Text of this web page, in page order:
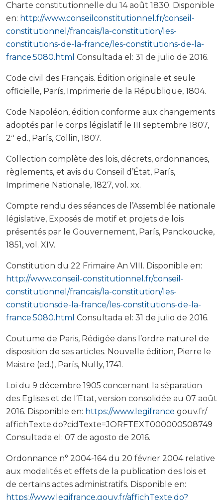
Charte constitutionnelle du 14 août 1830. Disponible
en: http://www.conseilconstitutionnel.fr/conseil-
constitutionnel/francais/la-constitution/les-
constitutions-de-la-france/les-constitutions-de-la-
france.5080.html Consultada el: 31 de julio de 2016.
Code civil des Français. Édition originale et seule
officielle, París, Imprimerie de la République, 1804.
Code Napoléon, édition conforme aux changements
adoptés par le corps législatif le III septembre 1807,
2ª ed., París, Collin, 1807.
Collection complète des lois, décrets, ordonnances,
règlements, et avis du Conseil d’État, París,
Imprimerie Nationale, 1827, vol. xx.
Compte rendu des séances de l’Assemblée nationale
législative, Exposés de motif et projets de lois
présentés par le Gouvernement, París, Panckoucke,
1851, vol. XIV.
Constitution du 22 Frimaire An VIII. Disponible en:
http://www.conseil-constitutionnel.fr/conseil-
constitutionnel/francais/la-constitution/les-
constitutionsde-la-france/les-constitutions-de-la-
france.5080.html Consultada el: 31 de julio de 2016.
Coutume de Paris, Rédigée dans l’ordre naturel de
disposition de ses articles. Nouvelle édition, Pierre le
Maistre (ed.), París, Nully, 1741.
Loi du 9 décembre 1905 concernant la séparation
des Eglises et de l’Etat, version consolidée au 07 août
2016. Disponible en: https://www.legifrance gouv.fr/
affichTexte.do?cidTexte=JORFTEXT000000508749
Consultada el: 07 de agosto de 2016.
Ordonnance n° 2004-164 du 20 février 2004 relative
aux modalités et effets de la publication des lois et
de certains actes administratifs. Disponible en:
https://www.legifrance.gouv.fr/affichTexte.do?